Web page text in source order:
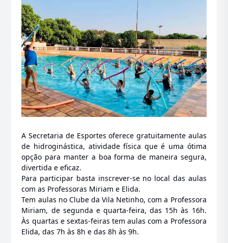
A Secretaria de Esportes oferece gratuitamente aulas
de hidroginástica, atividade física que é uma ótima
opção para manter a boa forma de maneira segura,
divertida e eficaz.
Para participar basta inscrever-se no local das aulas
com as Professoras Miriam e Elida.
Tem aulas no Clube da Vila Netinho, com a Professora
Miriam, de segunda e quarta-feira, das 15h às 16h.
Às quartas e sextas-feiras tem aulas com a Professora
Elida, das 7h às 8h e das 8h às 9h.